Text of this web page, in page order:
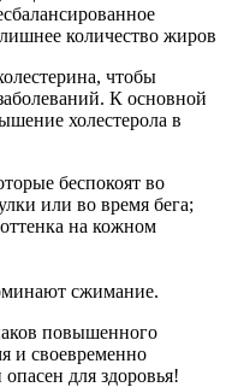
количество жиров
чтобы
К основной
холестерола в
беспокоят во
или во время бега;
на кожном
сжимание.
повышенного
и своевременно
для здоровья!